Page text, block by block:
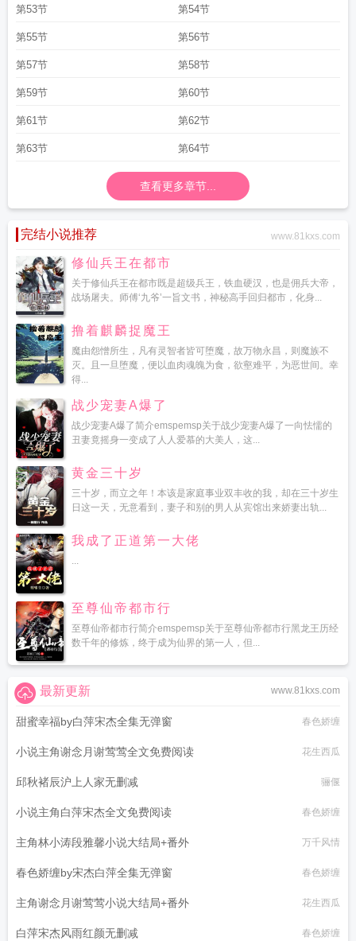
第53节 第54节
第55节 第56节
第57节 第58节
第59节 第60节
第61节 第62节
第63节 第64节
查看更多章节...
完结小说推荐 www.81kxs.com
修仙兵王在都市
关于修仙兵王在都市既是超级兵王，铁血硬汉，也是佣兵大帝，
战场屠夫。师傅‘九爷’一旨文书，神秘高手回归都市，化身...
撸着麒麟捉魔王
魔由怨憎所生，凡有灵智者皆可堕魔，故万物永昌，则魔族不
灭。且一旦堕魔，便以血肉魂魄为食，欲壑难平，为恶世间。幸
得...
战少宠妻A爆了
战少宠妻A爆了简介emspemsp关于战少宠妻A爆了一向怯懦的
丑妻竟摇身一变成了人人爱慕的大美人，这...
黄金三十岁
三十岁，而立之年！本该是家庭事业双丰收的我，却在三十岁生
日这一天，无意看到，妻子和别的男人从宾馆出来娇妻出轨...
我成了正道第一大佬
...
至尊仙帝都市行
至尊仙帝都市行简介emspemsp关于至尊仙帝都市行黑龙王历经
数千年的修炼，终于成为仙界的第一人，但...
www.81kxs.com
最新更新
甜蜜幸福by白萍宋杰全集无弹窗 春色娇缠
小说主角谢念月谢莺莺全文免费阅读 花生西瓜
邱秋褚辰沪上人家无删减 骊偃
小说主角白萍宋杰全文免费阅读 春色娇缠
主角林小涛段雅馨小说大结局+番外 万千风情
春色娇缠by宋杰白萍全集无弹窗 春色娇缠
主角谢念月谢莺莺小说大结局+番外 花生西瓜
白萍宋杰风雨红颜无删减 春色娇缠